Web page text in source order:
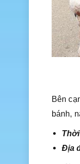
Bên
bánh,
Địa